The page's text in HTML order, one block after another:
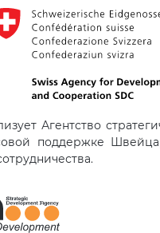
Агентство
поддержке